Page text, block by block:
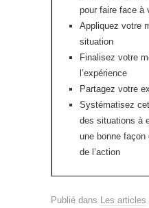
pour faire face à
Appliquez votre
situation
Finalisez votre
l’expérience
Partagez votre
Systématisez
des situations à
une bonne façon
de l’action
Publié dans Les articles